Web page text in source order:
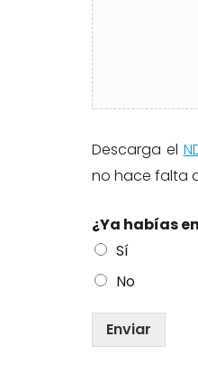
Descarga el
no hace falta
¿Ya habías
Sí
No
Enviar